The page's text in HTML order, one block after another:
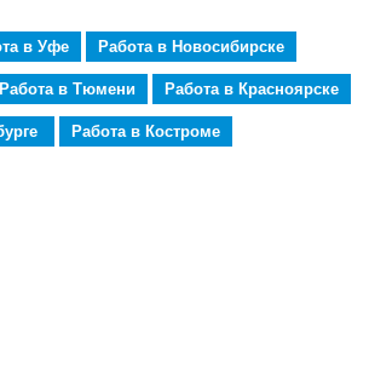
в Уфе Работа в Новосибирске
Работа в Тюмени Работа в Красноярске
Работа в Костроме